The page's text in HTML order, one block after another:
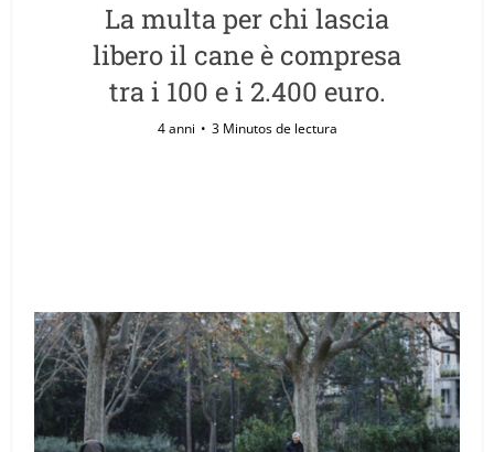
La multa per chi lascia
libero il cane è compresa
tra i 100 e i 2.400 euro.
4 anni 3 Minutos de lectura